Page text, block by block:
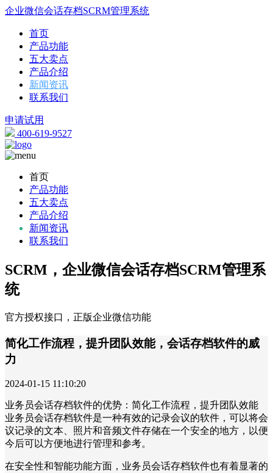
企业微信会话存档SCRM管理系统
首页
产品功能
五大卖点
产品介绍
新闻资讯
联系我们
申请试用
400-619-9527
首页
产品功能
五大卖点
产品介绍
新闻资讯
联系我们
SCRM，企业微信会话存档SCRM管理系
统
官方授权接口，正版企业微信功能
简化工作流程，提升团队效能，会话存档软件的威
力
2024-01-15 11:10:20
业务员会话存档软件的优势：简化工作流程，提升团队效能
业务员会话存档软件是一种有效的记录会议的软件，可以将会
议记录的文本、照片和音频文件存储在一个安全的地方，以便
今后可以方便地进行管理和参考。
在安全性和智能功能方面，业务员会话存档软件也有着显著的